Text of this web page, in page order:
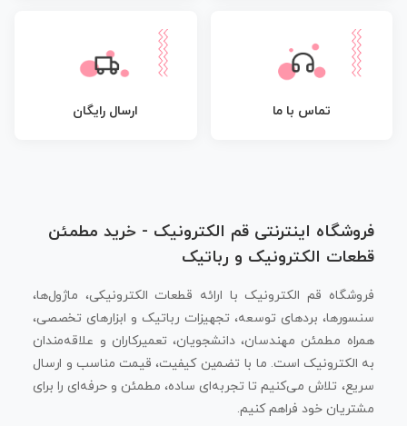
تماس با ما ارسال رایگان
فروشگاه اینترنتی قم الکترونیک - خرید مطمئن
قطعات الکترونیک و رباتیک
فروشگاه قم الکترونیک با ارائه قطعات الکترونیکی، ماژول‌ها،
سنسورها، بردهای توسعه، تجهیزات رباتیک و ابزارهای تخصصی،
همراه مطمئن مهندسان، دانشجویان، تعمیرکاران و علاقه‌مندان
به الکترونیک است. ما با تضمین کیفیت، قیمت مناسب و ارسال
سریع، تلاش می‌کنیم تا تجربه‌ای ساده، مطمئن و حرفه‌ای را برای
مشتریان خود فراهم کنیم.